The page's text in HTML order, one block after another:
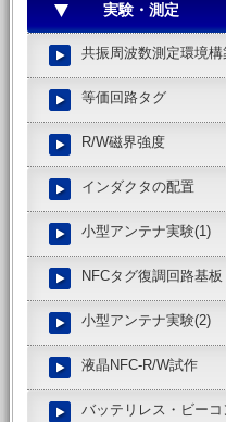
実験・測定
共振周波数測定環境構
等価回路タグ
R/W磁界強度
インダクタの配置
小型アンテナ実験(1)
NFCタグ復調回路基板
小型アンテナ実験(2)
液晶NFC-R/W試作
バッテリレス・ビーコ